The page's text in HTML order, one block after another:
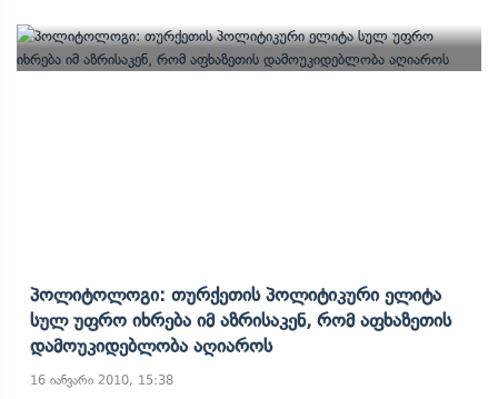
Პოლიტოლოგი: Თურქეთის Პოლიტიკური Ელიტა
Სულ Უფრო Იხრება Იმ Აზრისაკენ, Რომ Აფხაზეთის
Დამოუკიდებლობა Აღიაროს
16 იანვარი 2010, 15:38